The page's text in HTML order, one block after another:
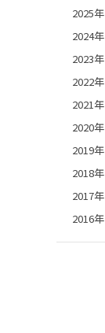
2025年
2024年
2023年
2022年
2021年
2020年
2019年
2018年
2017年
2016年